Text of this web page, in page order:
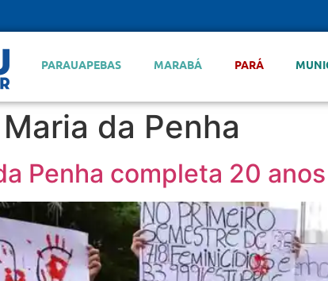
PARAUAPEBAS MARABÁ PARÁ
da Penha
Penha completa 20